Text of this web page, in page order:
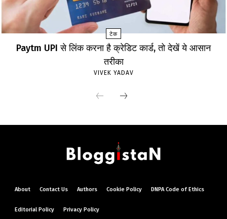
टेक
Paytm UPI से लिंक करना है क्रेडिट कार्ड, तो देखें ये आसान
तरीका
VIVEK YADAV
About Contact Us Authors Cookie Policy DNPA Code of Ethics
Editorial Policy Privacy Policy